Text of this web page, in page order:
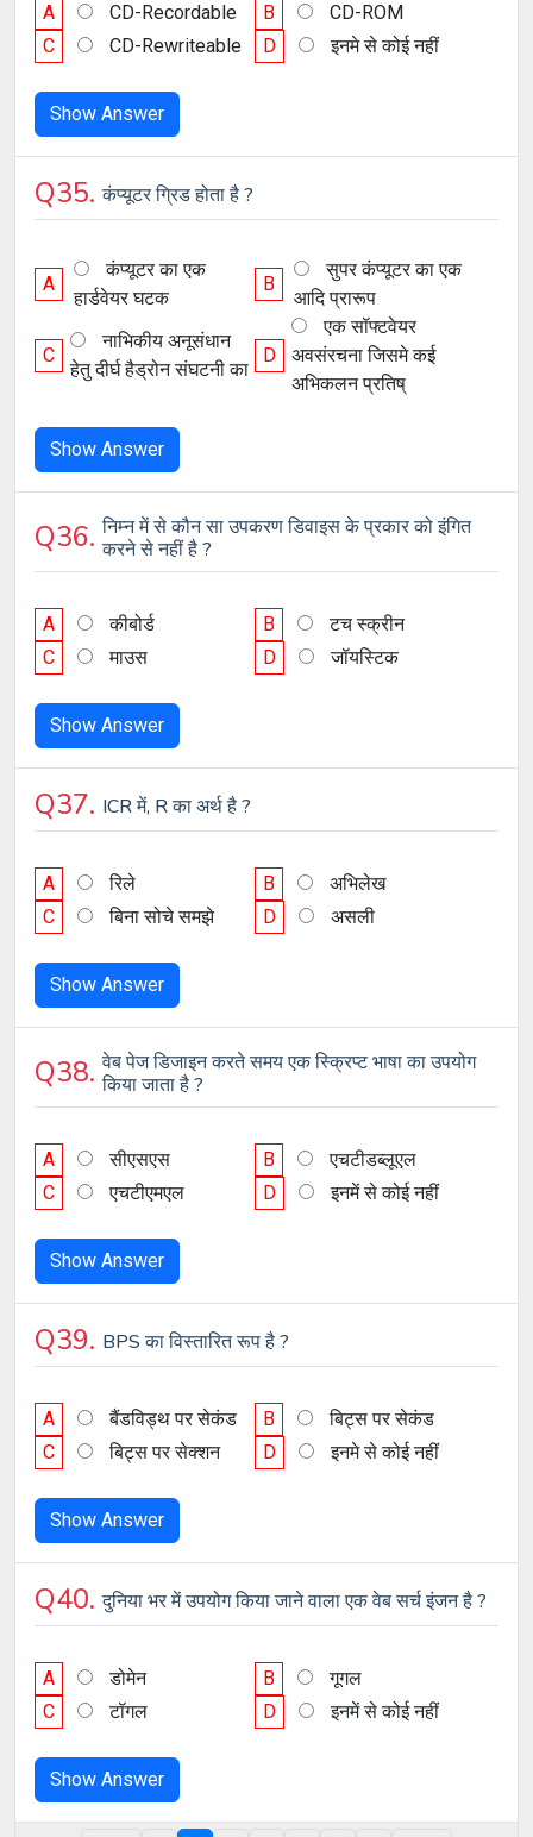
A CD-Recordable B
CD-ROM
C
CD-Rewriteable D इनमे से कोई नहीं
Show Answer
Q35.कंप्यूटर ग्रिड होता है ?
A
कंप्यूटर का एक
हार्डवेयर घटक
B
सुपर कंप्यूटर का एक
आदि प्रारूप
C
नाभिकीय अनूसंधान
हेतु दीर्घ हैड्रोन संघटनी का
D
एक सॉफ्टवेयर
अवसंरचना जिसमे कई
अभिकलन प्रतिष्
Show Answer
Q36.निम्न में से कौन सा उपकरण डिवाइस के प्रकार को इंगित
करने से नहीं है ?
A कीबोर्ड B
टच स्क्रीन
C
माउस D जॉयस्टिक
Show Answer
Q37. ICR में, R का अर्थ है ?
A रिले B
अभिलेख
C
बिना सोचे समझे D असली
Show Answer
Q38.वेब पेज डिजाइन करते समय एक स्क्रिप्ट भाषा का उपयोग
किया जाता है ?
A सीएसएस B
एचटीडब्लूएल
C
एचटीएमएल D इनमें से कोई नहीं
Show Answer
Q39. BPS का विस्तारित रूप है ?
A बैंडविड्थ पर सेकंड B
बिट्स पर सेकंड
C
बिट्स पर सेक्शन D इनमे से कोई नहीं
Show Answer
Q40.दुनिया भर में उपयोग किया जाने वाला एक वेब सर्च इंजन है ?
A डोमेन B
गूगल
C
टॉगल D इनमें से कोई नहीं
Show Answer